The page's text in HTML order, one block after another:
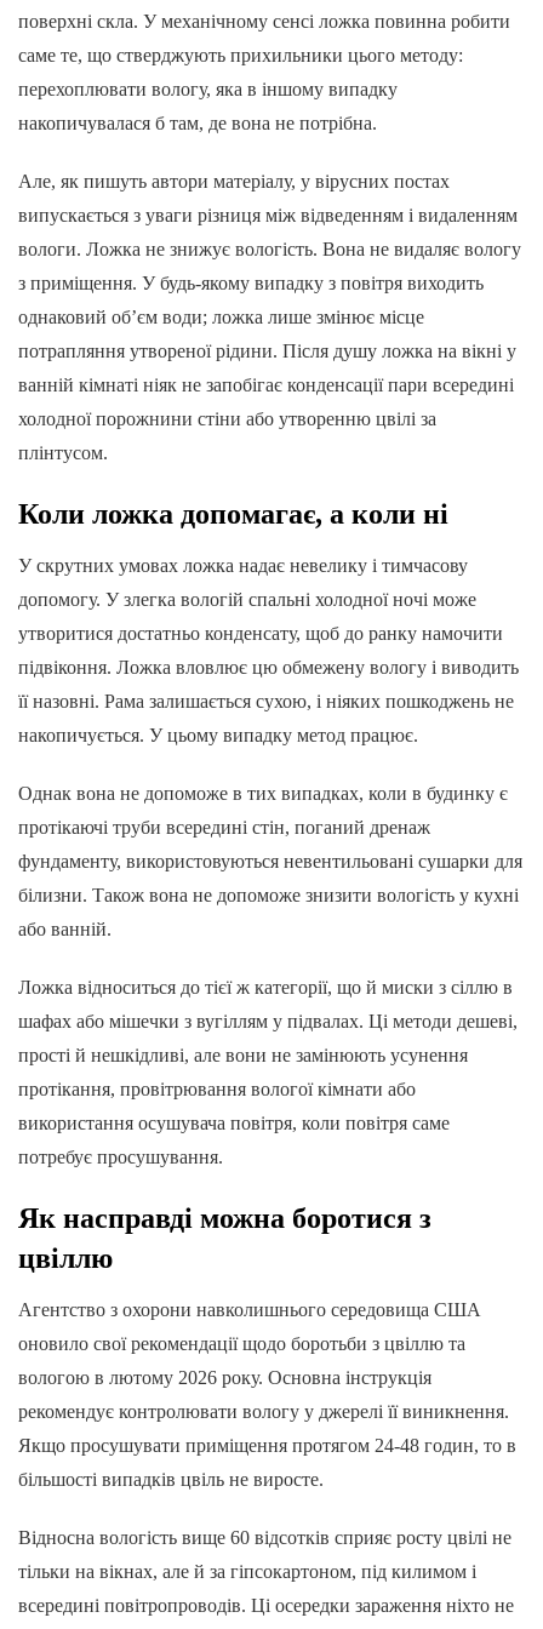
поверхні скла. У механічному сенсі ложка повинна робити
саме те, що стверджують прихильники цього методу:
перехоплювати вологу, яка в іншому випадку
накопичувалася б там, де вона не потрібна.
Але, як пишуть автори матеріалу, у вірусних постах
випускається з уваги різниця між відведенням і видаленням
вологи. Ложка не знижує вологість. Вона не видаляє вологу
з приміщення. У будь-якому випадку з повітря виходить
однаковий об’єм води; ложка лише змінює місце
потрапляння утвореної рідини. Після душу ложка на вікні у
ванній кімнаті ніяк не запобігає конденсації пари всередині
холодної порожнини стіни або утворенню цвілі за
плінтусом.
Коли ложка допомагає, а коли ні
У скрутних умовах ложка надає невелику і тимчасову
допомогу. У злегка вологій спальні холодної ночі може
утворитися достатньо конденсату, щоб до ранку намочити
підвіконня. Ложка вловлює цю обмежену вологу і виводить
її назовні. Рама залишається сухою, і ніяких пошкоджень не
накопичується. У цьому випадку метод працює.
Однак вона не допоможе в тих випадках, коли в будинку є
протікаючі труби всередині стін, поганий дренаж
фундаменту, використовуються невентильовані сушарки для
білизни. Також вона не допоможе знизити вологість у кухні
або ванній.
Ложка відноситься до тієї ж категорії, що й миски з сіллю в
шафах або мішечки з вугіллям у підвалах. Ці методи дешеві,
прості й нешкідливі, але вони не замінюють усунення
протікання, провітрювання вологої кімнати або
використання осушувача повітря, коли повітря саме
потребує просушування.
Як насправді можна боротися з
цвіллю
Агентство з охорони навколишнього середовища США
оновило свої рекомендації щодо боротьби з цвіллю та
вологою в лютому 2026 року. Основна інструкція
рекомендує контролювати вологу у джерелі її виникнення.
Якщо просушувати приміщення протягом 24-48 годин, то в
більшості випадків цвіль не виросте.
Відносна вологість вище 60 відсотків сприяє росту цвілі не
тільки на вікнах, але й за гіпсокартоном, під килимом і
всередині повітропроводів. Ці осередки зараження ніхто не